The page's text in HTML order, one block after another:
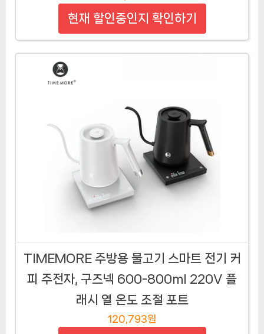
현재 할인중인지 확인하기
TIMEMORE 주방용 물고기 스마트 전기 커
피 주전자, 구즈넥 600-800ml 220V 플
래시 열 온도 조절 포트
120,793원